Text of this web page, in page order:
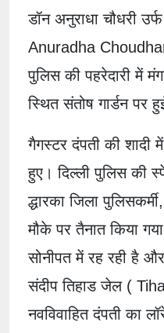
डॉन अनुराधा चौधरी
Anuradha
पुलिस की पहरेदारी में
स्थित संतोष गार्डन पर
गैगस्टर दंपती की शादी
हुए। दिल्ली पुलिस की
द्धारका जिला
मौके पर तैनात किया
सोनीपत में रह रही है
संदीप तिहाड जेल (
नवविवाहित दंपती का